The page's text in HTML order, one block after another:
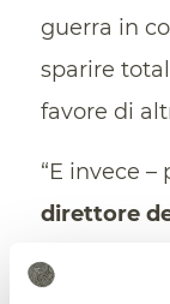
guerra in
sparire
favore di
“E invece –
direttore
Agricoltura